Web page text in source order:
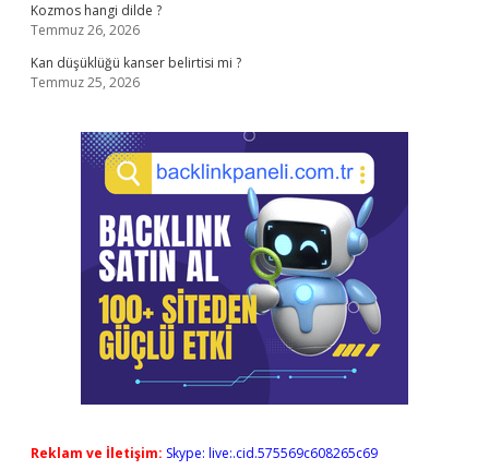
Kozmos hangi dilde ?
Temmuz 26, 2026
Kan düşüklüğü kanser belirtisi mi ?
Temmuz 25, 2026
Reklam ve İletişim: Skype: live:.cid.575569c608265c69